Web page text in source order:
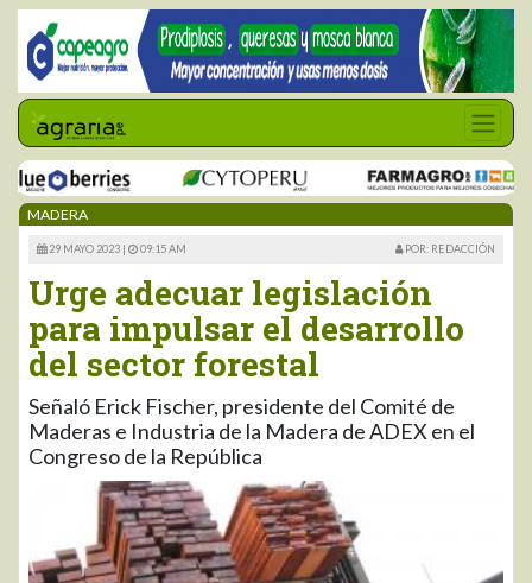
MADERA
29 MAYO 2023 | 09:15 AM POR: REDACCIÓN
Urge adecuar legislación
para impulsar el desarrollo
del sector forestal
Señaló Erick Fischer, presidente del Comité de
Maderas e Industria de la Madera de ADEX en el
Congreso de la República